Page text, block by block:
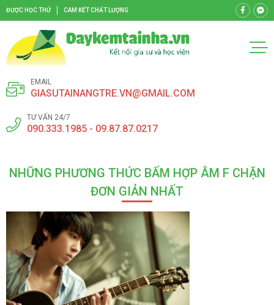
ĐƯỢC HỌC THỬ CAM KẾT CHẤT LƯỢNG
EMAIL
GIASUTAINANGTRE.VN@GMAIL.COM
TƯ VẤN 24/7
090.333.1985 - 09.87.87.0217
NHỮNG PHƯƠNG THỨC BẤM HỢP ÂM F CHẶN
ĐƠN GIẢN NHẤT